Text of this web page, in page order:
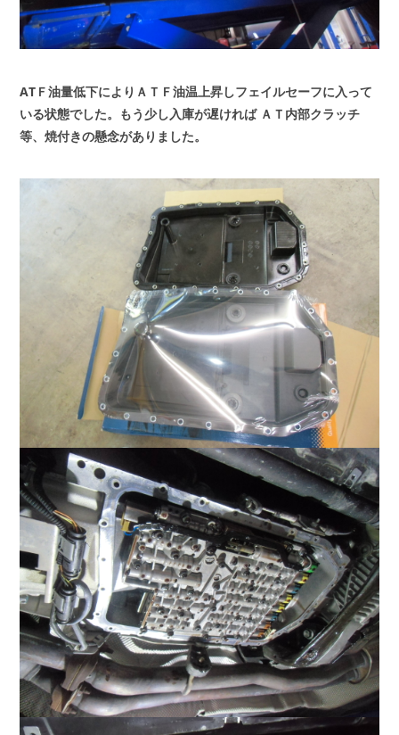
ATＦ油量低下によりＡＴＦ油温上昇しフェイルセーフに入って
いる状態でした。もう少し入庫が遅ければＡＴ内部クラッチ
等、焼付きの懸念がありました。